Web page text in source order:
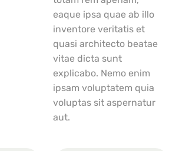
eaque ipsa quae ab illo
inventore veritatis et
quasi architecto beatae
vitae dicta sunt
explicabo. Nemo enim
ipsam voluptatem quia
voluptas sit aspernatur
aut.